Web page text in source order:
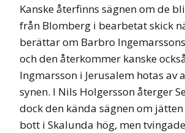
Kanske återfinns sägnen om de
från Blomberg i bearbetat skick
berättar om Barbro
och den återkommer kanske
Ingmarsson i Jerusalem hotas av
synen. I Nils Holgersson återger
dock den kända sägnen om
bott i Skalunda hög, men